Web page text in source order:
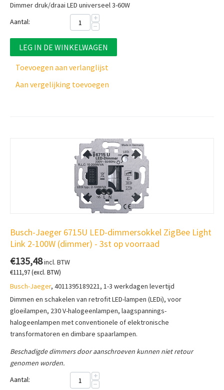
Dimmer druk/draai LED universeel 3-60W
Aantal:
+
−
LEG IN DE WINKELWAGEN
Toevoegen aan verlanglijst
Aan vergelijking toevoegen
Busch-Jaeger 6715U LED-dimmersokkel ZigBee Light
Link 2-100W (dimmer) - 3st op voorraad
€135,48incl. BTW
€111,97(excl. BTW)
Busch-Jaeger, 4011395189221, 1-3 werkdagen levertijd
Dimmen en schakelen van retrofit LED-lampen (LEDi), voor
gloeilampen, 230 V-halogeenlampen, laagspannings-
halogeenlampen met conventionele of elektronische
transformatoren en dimbare spaarlampen.
Beschadigde dimmers door aanschroeven kunnen niet retour
genomen worden.
Aantal:
+
−